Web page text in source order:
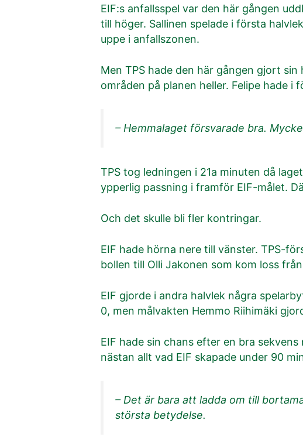
EIF:s anfallsspel var den här gången
till höger. Sallinen spelade i första
uppe i anfallszonen.
Men TPS hade den här gången gjort
områden på planen heller. Felipe hade
– Hemmalaget försvarade bra.
TPS tog ledningen i 21a minuten då
ypperlig passning i framför EIF-målet.
Och det skulle bli fler kontringar.
EIF hade hörna nere till vänster. TPS-
bollen till Olli Jakonen som kom loss
EIF gjorde i andra halvlek några
0, men målvakten Hemmo Riihimäki
EIF hade sin chans efter en bra
nästan allt vad EIF skapade under 90
– Det är bara att ladda om till
största betydelse.